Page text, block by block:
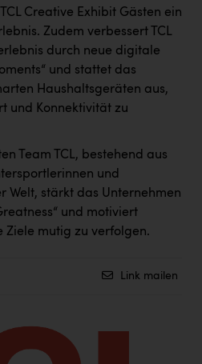
Creative Exhibit Gästen ein
Zudem verbessert TCL
durch neue digitale
und stattet das
Haushaltsgeräten aus,
und Konnektivität zu
Team TCL, bestehend aus
und
Welt, stärkt das Unternehmen
und motiviert
Ziele mutig zu verfolgen.
Link mailen